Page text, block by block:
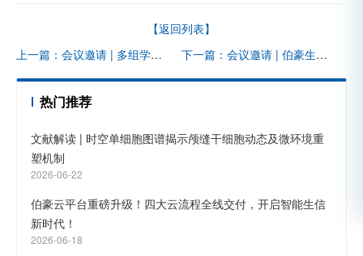
【返回列表】
上一篇：会议邀请 | 多组学生信研究面上中标项目经验分享
下一篇：会议邀请 | 伯豪生物应邀参加第二届全国系统生物学大会
热门推荐
文献解读 | 时空单细胞图谱揭示颅缝干细胞动态及微环境重
塑机制
2026-06-22
伯豪云平台重磅升级！四大云流程全线交付，开启智能生信
新时代！
2026-06-18